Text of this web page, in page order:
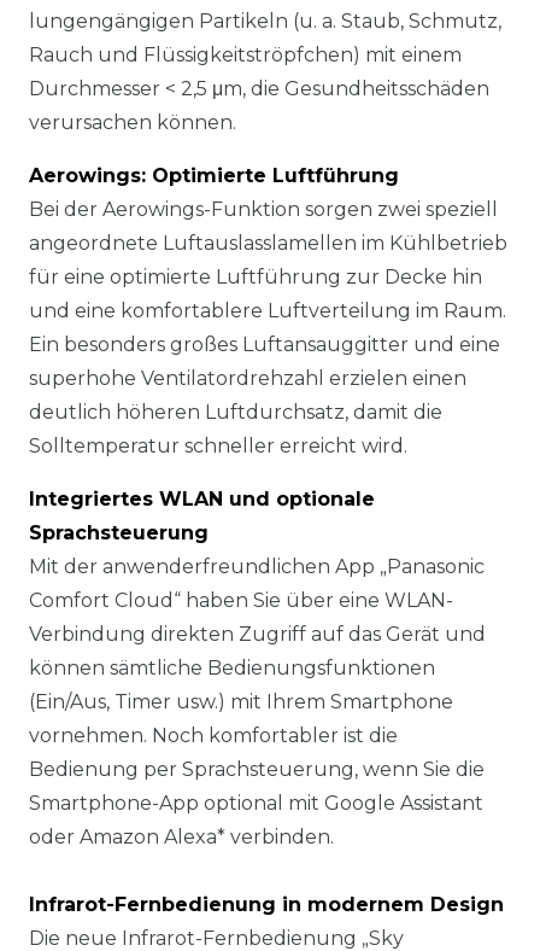
lungengängigen Partikeln (u. a. Staub, Schmutz,
Rauch und Flüssigkeitströpfchen) mit einem
Durchmesser < 2,5 μm, die Gesundheitsschäden
verursachen können.
Aerowings: Optimierte Luftführung
Bei der Aerowings-Funktion sorgen zwei speziell
angeordnete Luftauslasslamellen im Kühlbetrieb
für eine optimierte Luftführung zur Decke hin
und eine komfortablere Luftverteilung im Raum.
Ein besonders großes Luftansauggitter und eine
superhohe Ventilatordrehzahl erzielen einen
deutlich höheren Luftdurchsatz, damit die
Solltemperatur schneller erreicht wird.
Integriertes WLAN und optionale
Sprachsteuerung
Mit der anwenderfreundlichen App „Panasonic
Comfort Cloud“ haben Sie über eine WLAN-
Verbindung direkten Zugriff auf das Gerät und
können sämtliche Bedienungsfunktionen
(Ein/Aus, Timer usw.) mit Ihrem Smartphone
vornehmen. Noch komfortabler ist die
Bedienung per Sprachsteuerung, wenn Sie die
Smartphone-App optional mit Google Assistant
oder Amazon Alexa* verbinden.
Infrarot-Fernbedienung in modernem Design
Die neue Infrarot-Fernbedienung „Sky